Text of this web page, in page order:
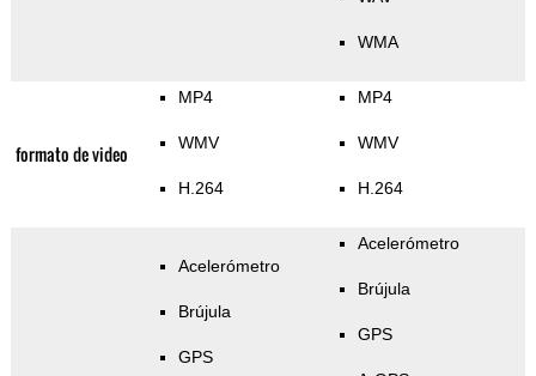
WMA
formato de video
MP4
WMV
H.264
MP4
WMV
H.264
Acelerómetro
Brújula
GPS
Acelerómetro
Brújula
GPS